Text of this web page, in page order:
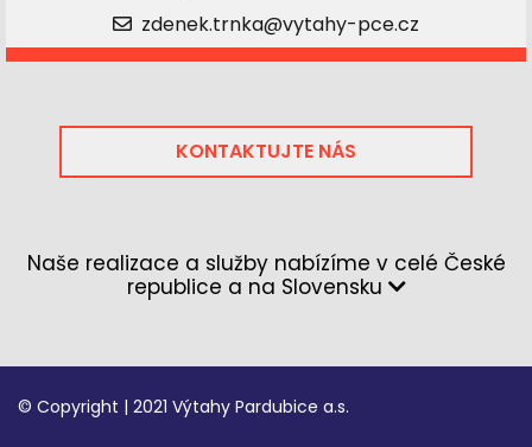
zdenek.trnka@vytahy-pce.cz
KONTAKTUJTE NÁS
Naše realizace a služby nabízíme v celé České
republice a na Slovensku
© Copyright | 2021 Výtahy Pardubice a.s.